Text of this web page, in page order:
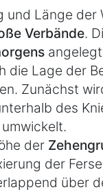
und Länge der
Verbände.
die Lage der
Zunächst
des
umwickelt.
der
der
über